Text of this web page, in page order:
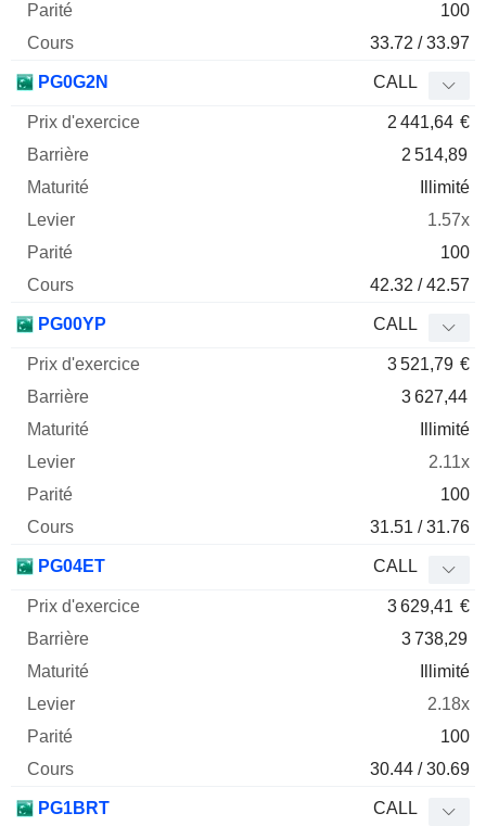
100
33.72 / 33.97
PG0G2N CALL
2 441,64 €
2 514,89
Illimité
1.57x
100
42.32 / 42.57
PG00YP CALL
3 521,79 €
3 627,44
Illimité
2.11x
100
31.51 / 31.76
PG04ET CALL
3 629,41 €
3 738,29
Illimité
2.18x
100
30.44 / 30.69
PG1BRT CALL